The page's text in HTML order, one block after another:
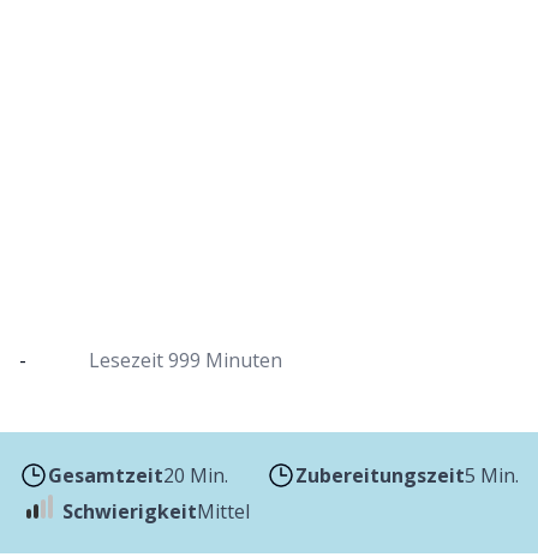
- Lesezeit999 Minuten
Gesamtzeit20 Min. Zubereitungszeit5 Min.
SchwierigkeitMittel